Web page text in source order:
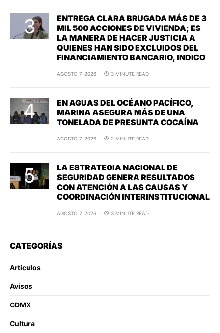
ENTREGA CLARA BRUGADA MÁS DE 3
MIL 500 ACCIONES DE VIVIENDA; ES
LA MANERA DE HACER JUSTICIA A
QUIENES HAN SIDO EXCLUIDOS DEL
FINANCIAMIENTO BANCARIO, INDICO
AGOSTO 7, 2026 3 MINUTE READ
EN AGUAS DEL OCÉANO PACÍFICO,
MARINA ASEGURA MÁS DE UNA
TONELADA DE PRESUNTA COCAÍNA
AGOSTO 7, 2026 2 MINUTE READ
LA ESTRATEGIA NACIONAL DE
SEGURIDAD GENERA RESULTADOS
CON ATENCIÓN A LAS CAUSAS Y
COORDINACIÓN INTERINSTITUCIONAL
AGOSTO 7, 2026 3 MINUTE READ
CATEGORÍAS
Artículos
Avisos
CDMX
Cultura